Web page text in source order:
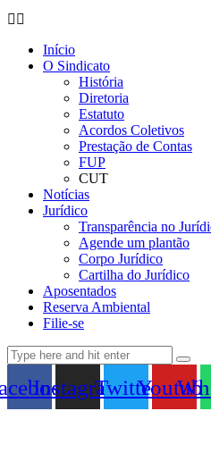
Início
O Sindicato
História
Diretoria
Estatuto
Acordos Coletivos
Prestação de Contas
FUP
CUT
Notícias
Jurídico
Transparência no
Agende um plantão
Corpo Jurídico
Cartilha do Jurídico
Aposentados
Reserva Ambiental
Filie-se
InstagramTwitter